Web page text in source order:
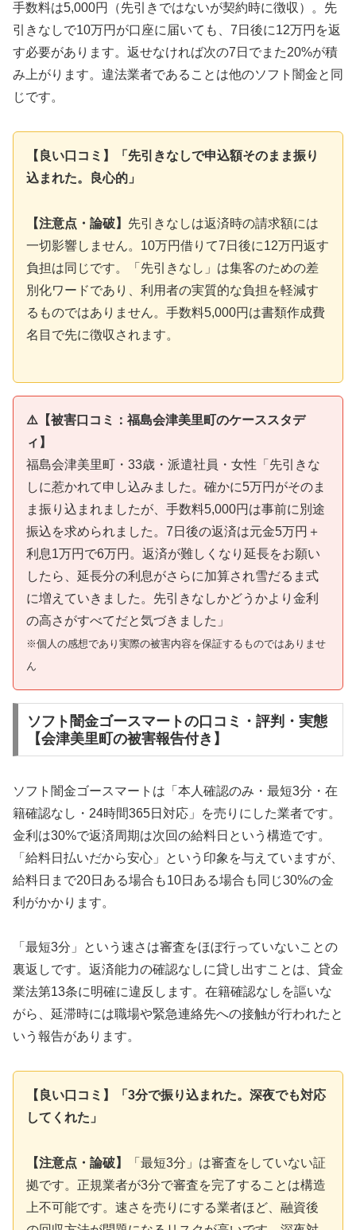
手数料は5,000円（先引きではないが契約時に徴収）。先
引きなしで10万円が口座に届いても、7日後に12万円を返
す必要があります。返せなければ次の7日でまた20%が積
み上がります。違法業者であることは他のソフト闇金と同
じです。
【良い口コミ】「先引きなしで申込額そのまま振り
込まれた。良心的」
【注意点・論破】 先引きなしは返済時の請求額には
一切影響しません。10万円借りて7日後に12万円返す
負担は同じです。「先引きなし」は集客のための差
別化ワードであり、利用者の実質的な負担を軽減す
るものではありません。手数料5,000円は書類作成費
名目で先に徴収されます。
⚠️【被害口コミ：福島会津美里町のケーススタデ
ィ】
福島会津美里町・33歳・派遣社員・女性「先引きな
しに惹かれて申し込みました。確かに5万円がそのま
ま振り込まれましたが、手数料5,000円は事前に別途
振込を求められました。7日後の返済は元金5万円＋
利息1万円で6万円。返済が難しくなり延長をお願い
したら、延長分の利息がさらに加算され雪だるま式
に増えていきました。先引きなしかどうかより金利
の高さがすべてだと気づきました」
※個人の感想であり実際の被害内容を保証するものではありませ
ん
ソフト闇金ゴースマートの口コミ・評判・実態
【会津美里町の被害報告付き】
ソフト闇金ゴースマートは「本人確認のみ・最短3分・在
籍確認なし・24時間365日対応」を売りにした業者です。
金利は30%で返済周期は次回の給料日という構造です。
「給料日払いだから安心」という印象を与えていますが、
給料日まで20日ある場合も10日ある場合も同じ30%の金
利がかかります。
「最短3分」という速さは審査をほぼ行っていないことの
裏返しです。返済能力の確認なしに貸し出すことは、貸金
業法第13条に明確に違反します。在籍確認なしを謳いな
がら、延滞時には職場や緊急連絡先への接触が行われたと
いう報告があります。
【良い口コミ】「3分で振り込まれた。深夜でも対応
してくれた」
【注意点・論破】
「最短3分」は審査をしていない証
拠です。正規業者が3分で審査を完了することは構造
上不可能です。速さを売りにする業者ほど、融資後